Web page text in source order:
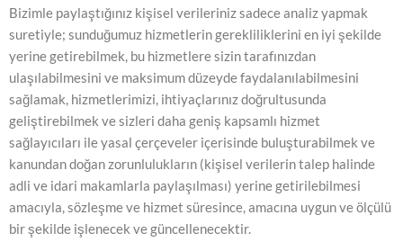
Bizimle paylaştığınız kişisel verileriniz sadece analiz yapmak
suretiyle; sunduğumuz hizmetlerin gerekliliklerini en iyi şekilde
yerine getirebilmek, bu hizmetlere sizin tarafınızdan
ulaşılabilmesini ve maksimum düzeyde faydalanılabilmesini
sağlamak, hizmetlerimizi, ihtiyaçlarınız doğrultusunda
geliştirebilmek ve sizleri daha geniş kapsamlı hizmet
sağlayıcıları ile yasal çerçeveler içerisinde buluşturabilmek ve
kanundan doğan zorunlulukların (kişisel verilerin talep halinde
adli ve idari makamlarla paylaşılması) yerine getirilebilmesi
amacıyla, sözleşme ve hizmet süresince, amacına uygun ve ölçülü
bir şekilde işlenecek ve güncellenecektir.